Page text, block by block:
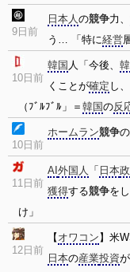
9日前
日本人の競争力、
う… 「特に経営
10日前
韓国 人「今後、
くことが確定 し
（ﾌﾞﾙﾌﾞﾙ」＝ 韓国の反
10日前
ホームラン競争
11日前
AI 外国人 「 日本
獲得する競争を
け」
12日前
【 オワコン 】米
日本の産業投資